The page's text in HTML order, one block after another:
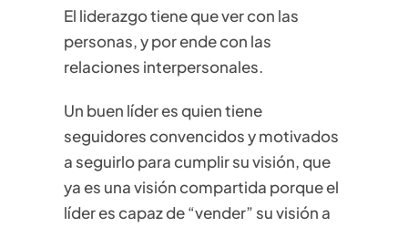
El liderazgo tiene que ver con las
personas, y por ende con las
relaciones interpersonales.
Un buen líder es quien tiene
seguidores convencidos y motivados
a seguirlo para cumplir su visión, que
ya es una visión compartida porque el
líder es capaz de “vender” su visión a